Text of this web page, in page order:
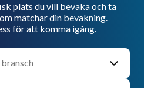
plats du vill bevaka och ta
matchar din bevakning.
för att komma igång.